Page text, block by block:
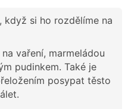
když si ho rozdělíme na
vaření, marmeládou
pudinkem. Také je
posypat těsto